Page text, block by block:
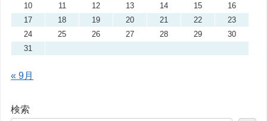
10
11 12 13 14 15
16
17
18 19 20 21 22
23
24
25 26 27 28 29
30
31
« 9月
検索